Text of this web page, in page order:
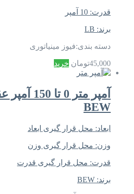
قدرت: 10 آمپر
برند: LB
دسته بندی:فیوز مینیاتوری
45,000تومان خرید
BEW
ابعاد: محل قرار گیری ابعاد
وزن: محل قرار گیری وزن
قدرت: محل قرار گیری قدرت
برند: BEW